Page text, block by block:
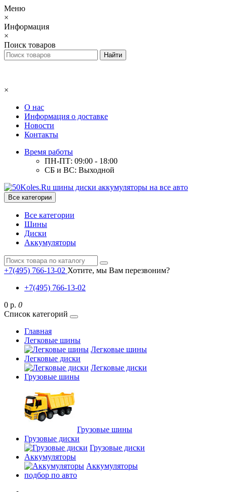
Меню
×
Информация
×
Поиск товаров
×
О нас
Информация о доставке
Новости
Контакты
Время работы
ПН-ПТ: 09:00 - 18:00
СБ и ВС: Выходной
Все категории
Все категории
Шины
Диски
Аккумуляторы
+7(495) 766-13-02 Хотите, мы Вам перезвоним?
+7(495) 766-13-02
0 р. 0
Список категорий
Главная
Легковые шины
Легковые шины
Легковые диски
Легковые диски
Грузовые шины
Грузовые шины
Грузовые диски
Грузовые диски
Аккумуляторы
Аккумуляторы
подбор по авто